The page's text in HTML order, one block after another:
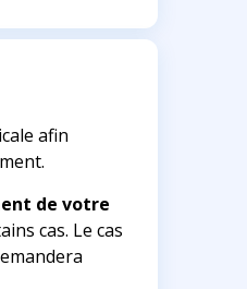
afin
de votre
cas. Le cas